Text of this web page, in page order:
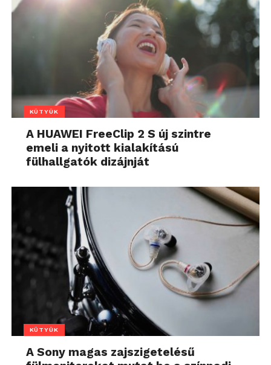
KÜTYÜK
A HUAWEI FreeClip 2 S új szintre
emeli a nyitott kialakítású
fülhallgatók dizájnját
KÜTYÜK
A Sony magas zajszigetelésű